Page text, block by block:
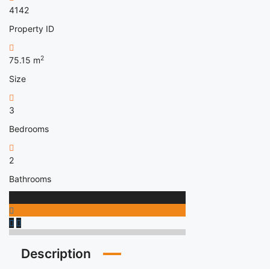
4142
Property ID
75.15 m2
Size
3
Bedrooms
2
Bathrooms
Description